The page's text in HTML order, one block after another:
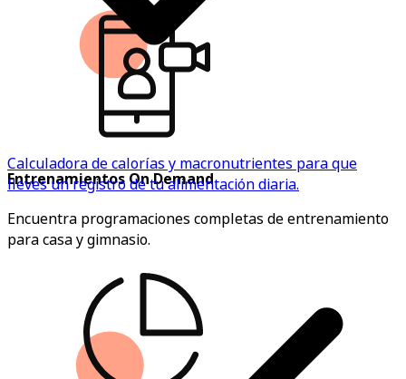
Calculadora de calorías y macronutrientes para que
lleves un registro de tu alimentación diaria.
Entrenamientos On Demand
Encuentra programaciones completas de entrenamiento
para casa y gimnasio.